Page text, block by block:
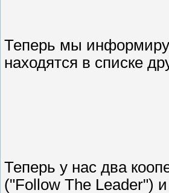
Теперь мы
находятся в списке
Теперь у нас два
("Follow The Leader")